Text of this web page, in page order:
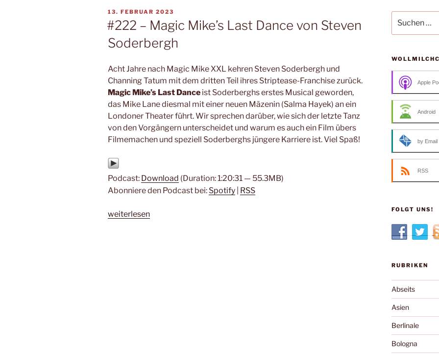
VERÖFFENTLICHT
AM
13. FEBRUAR 2023
#222 – Magic Mike’s Last Dance von Steven
Soderbergh
Acht Jahre nach Magic Mike XXL kehren Steven Soderbergh und
Channing Tatum mit dem dritten Teil ihres Striptease-Franchise zurück.
Magic Mike’s Last Dance ist Soderberghs erstes Musical geworden,
das Mike Lane diesmal mit einer neuen Mäzenin (Salma Hayek) an ein
Londoner Theater führt. Wir sprechen darüber, wie sich der letzte Tanz
von den Vorgängern unterscheidet und warum es auch ein Film übers
Filmemachen und speziell Soderberghs jüngere Karriere ist. Viel Spaß!
Podcast: Download (Duration: 1:20:31 — 55.3MB)
Abonniere den Podcast bei: Spotify RSS
„#222
weiterlesen
nach:
Apple
Android
by Email
RSS
FOLGT UNS!
RUBRIKEN
Abseits
Asien
Berlinale
Bologna